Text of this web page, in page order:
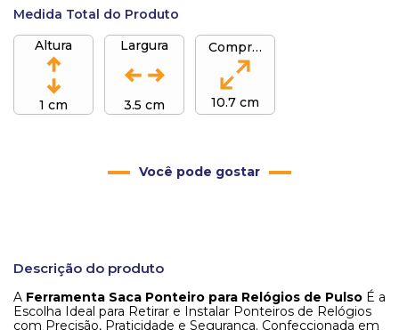
Medida Total do Produto
Altura
1 cm
Largura
3.5 cm
Comprimento
10.7 cm
Você pode gostar
Descrição do produto
A Ferramenta Saca Ponteiro para Relógios de Pulso É a
Escolha Ideal para Retirar e Instalar Ponteiros de Relógios
com Precisão, Praticidade e Segurança. Confeccionada em